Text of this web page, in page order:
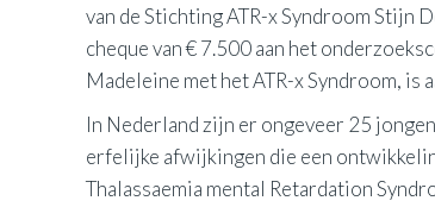
van de Stichting ATR-x Syndroom Stijn
cheque van € 7.500 aan het
Madeleine met het ATR-x Syndroom, is
In Nederland zijn er ongeveer 25
erfelijke afwijkingen die een
Thalassaemia mental Retardation